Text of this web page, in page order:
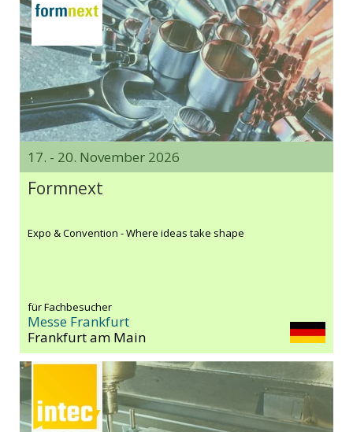
17. - 20. November 2026
Formnext
Expo & Convention - Where ideas take shape
für Fachbesucher
Messe Frankfurt
Frankfurt am Main